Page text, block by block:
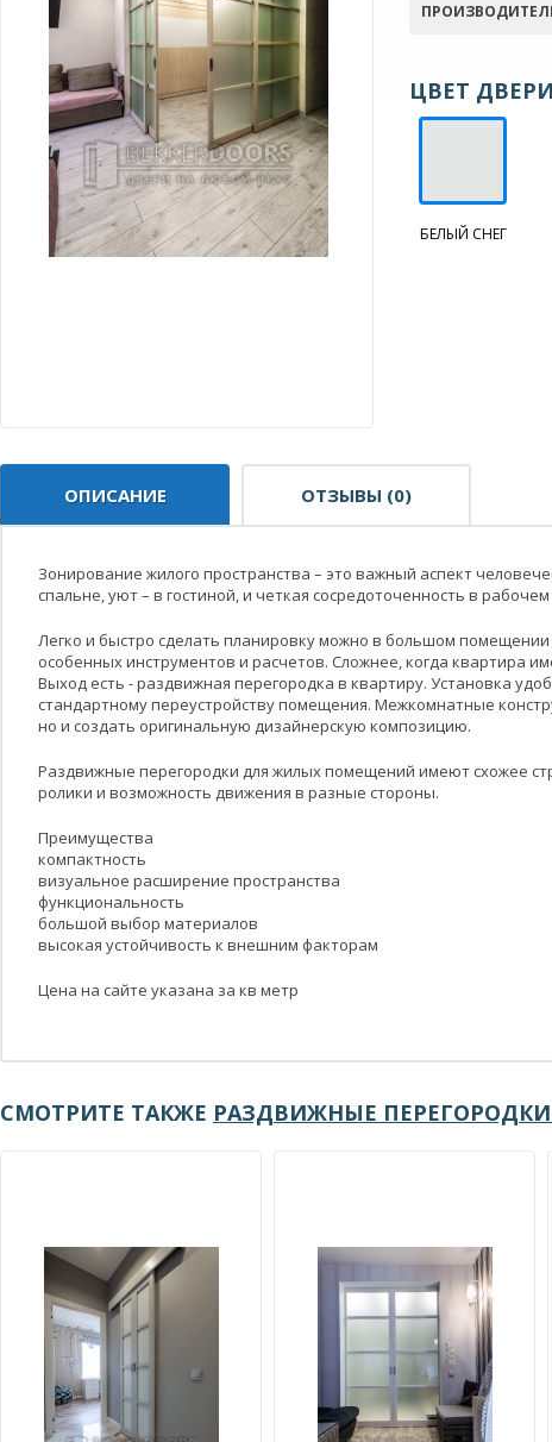
ЦВЕТ
БЕЛЫЙ СНЕГ
ОПИСАНИЕ ОТЗЫВЫ (0)
Зонирование жилого пространства – это важный аспект
спальне, уют – в гостиной, и четкая сосредоточенность в
Легко и быстро сделать планировку можно в большом помещении
особенных инструментов и расчетов. Сложнее, когда квартира
Выход есть - раздвижная перегородка в квартиру. Установка
стандартному переустройству помещения. Межкомнатные
но и создать оригинальную дизайнерскую композицию.
Раздвижные перегородки для жилых помещений имеют схожее
ролики и возможность движения в разные стороны.
Преимущества
компактность
визуальное расширение пространства
функциональность
большой выбор материалов
высокая устойчивость к внешним факторам
Цена на сайте указана за кв метр
СМОТРИТЕ ТАКЖЕ РАЗДВИЖНЫЕ